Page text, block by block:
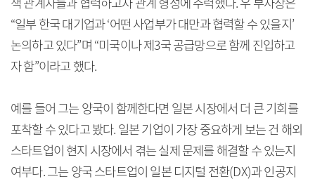
“일부 한국 대기업과 ‘어떤 사업부가 대만과 협력할 수 있을지’
논의하고 있다”며 “미국이나 제3국 공급망으로 함께 진입하고
자 함”이라고 했다.
예를 들어 그는 양국이 함께한다면 일본 시장에서 더 큰 기회를
포착할 수 있다고 봤다. 일본 기업이 가장 중요하게 보는 건 해외
스타트업이 현지 시장에서 겪는 실제 문제를 해결할 수 있는지
여부다. 그는 양국 스타트업이 일본 디지털 전환(DX)과 인공지